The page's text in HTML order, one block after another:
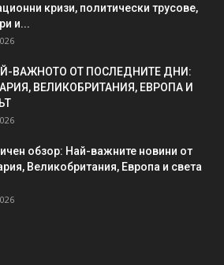
кризи, политически трусове,
и...
ВАЖНОТО ОТ ПОСЛЕДНИТЕ ДНИ:
ВЕЛИКОБРИТАНИЯ, ЕВРОПА И
обзор: Най-важните новини от
Великобритания, Европа и света